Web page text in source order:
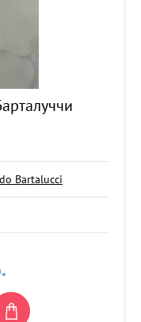
Bartalucci